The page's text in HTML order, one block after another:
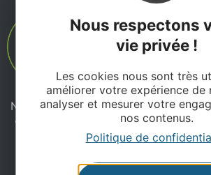
Nous respectons
vie privée !
Les cookies nous sont très
améliorer votre expérience de
analyser et mesurer votre
nos contenus.
Politique de
Ne manquez pas notre newsletter
vous inspirer pour profiter
en Aveyron.